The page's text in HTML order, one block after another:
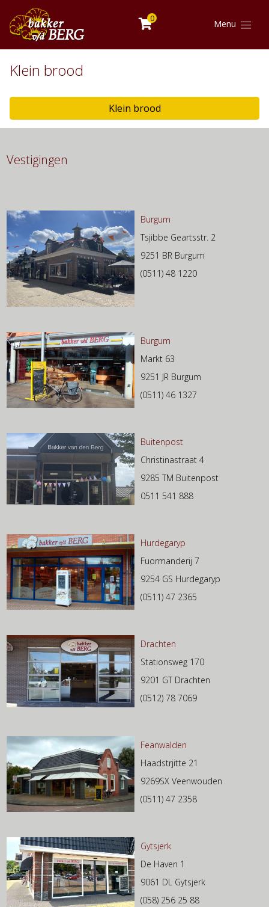
0
Menu
Klein brood
Klein brood
Vestigingen
Burgum
Tsjibbe Geartsstr. 2
9251 BR Burgum
(0511) 48 1220
Burgum
Markt 63
9251 JR Burgum
(0511) 46 1327
Buitenpost
Christinastraat 4
9285 TM Buitenpost
0511 541 888
Hurdegaryp
Fuormanderij 7
9254 GS Hurdegaryp
(0511) 47 2365
Drachten
Stationsweg 170
9201 GT Drachten
(0512) 78 7069
Feanwalden
Haadstrjitte 21
9269SX Veenwouden
(0511) 47 2358
Gytsjerk
De Haven 1
9061 DL Gytsjerk
(058) 256 25 88